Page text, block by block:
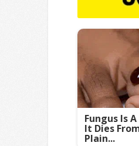
Fungus Is
It Dies
Plain...